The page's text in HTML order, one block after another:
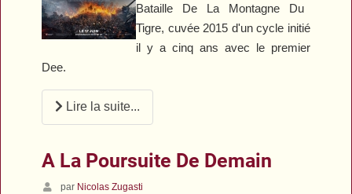
Bataille De La Montagne Du
Tigre, cuvée 2015 d'un cycle initié
il y a cinq ans avec le premier
Dee.
Lire la suite...
A La Poursuite De Demain
par Nicolas Zugasti